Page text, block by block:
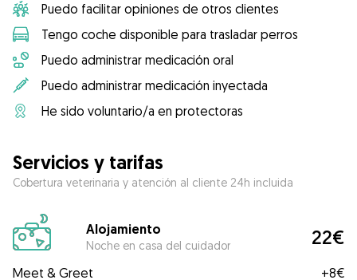
Puedo facilitar opiniones de otros clientes
Tengo coche disponible para trasladar perros
Puedo administrar medicación oral
Puedo administrar medicación inyectada
He sido voluntario/a en protectoras
Servicios y tarifas
Cobertura veterinaria y atención al cliente 24h incluida
Alojamiento
Noche en casa del cuidador 22€
Meet & Greet +8€